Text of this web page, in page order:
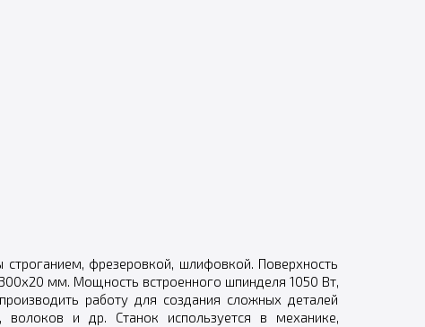
фрезеровкой, шлифовкой. Поверхность
мм. Мощность встроенного шпинделя 1050 Вт,
работу для создания сложных деталей
и др. Станок используется в механике,